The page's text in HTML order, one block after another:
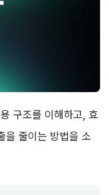
구조를 이해하고, 효
을 줄이는 방법을 소